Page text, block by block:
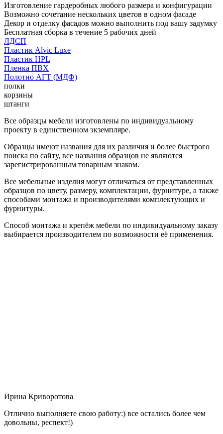
Изготовление гардеробных любого размера и конфигурации
Возможно сочетание нескольких цветов в одном фасаде
Декор и отделку фасадов можно выполнить под вашу задумку
Бесплатная сборка в течение 5 рабочих дней
ЛДСП
Пластик Alvic Luxe
Пластик HPL
Пленка ПВХ
Полотно АГТ (МДФ)
полки
корзины
штанги
Все образцы мебели изготовлены по индивидуальному
проекту в единственном экземпляре.
Образцы имеют названия для их различия и более быстрого
поиска по сайту, все названия образцов не являются
зарегистрированным товарным знаком.
Все мебельные изделия могут отличаться от представленных
образцов по цвету, размеру, комплектации, фурнитуре, а также
способами монтажа и производителями комплектующих и
фурнитуры.
Способ монтажа и крепёж мебели по индивидуальному заказу
выбирается производителем по возможности её применения.
Ирина Криворотова
Отлично выполняете свою работу:) все остались более чем
довольны, респект!)